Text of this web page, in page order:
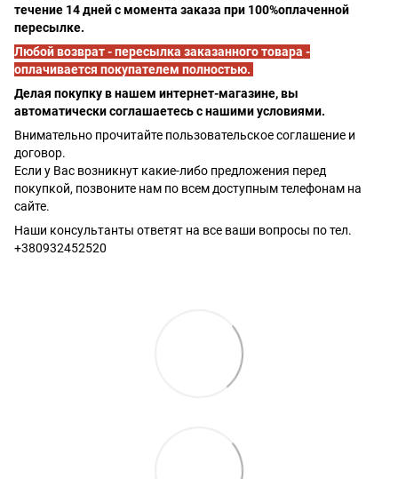
течение 14 дней с момента заказа при 100%оплаченной
пересылке.
Любой возврат - пересылка заказанного товара -
оплачивается покупателем полностью.
Делая покупку в нашем интернет-магазине, вы
автоматически соглашаетесь с нашими условиями.
Внимательно прочитайте пользовательское соглашение и
договор.
Если у Вас возникнут какие-либо предложения перед
покупкой, позвоните нам по всем доступным телефонам на
сайте.
Наши консультанты ответят на все ваши вопросы по тел.
+380932452520